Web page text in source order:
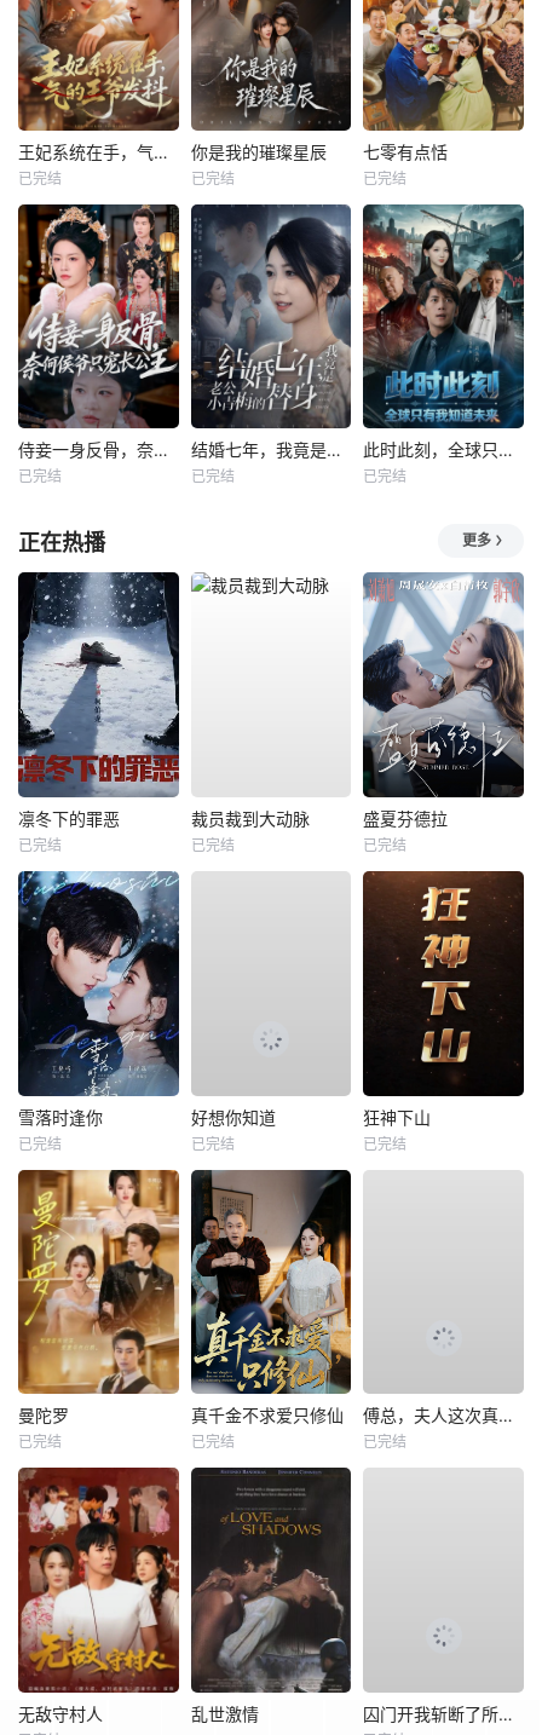
王妃系统在手，气的王爷发抖
已完结
你是我的璀璨星辰
已完结
七零有点恬
已完结
侍妾一身反骨，奈何侯爷只宠长公主
已完结
结婚七年，我竟是老公小青梅的替身
已完结
此时此刻，全球只有我知道未来
已完结
正在热播 更多
凛冬下的罪恶
已完结
裁员裁到大动脉
已完结
盛夏芬德拉
已完结
雪落时逢你
已完结
好想你知道
已完结
狂神下山
已完结
曼陀罗
已完结
真千金不求爱只修仙
已完结
傅总，夫人这次真的死了
已完结
无敌守村人 乱世激情 囚门开我斩断了所有阴谋